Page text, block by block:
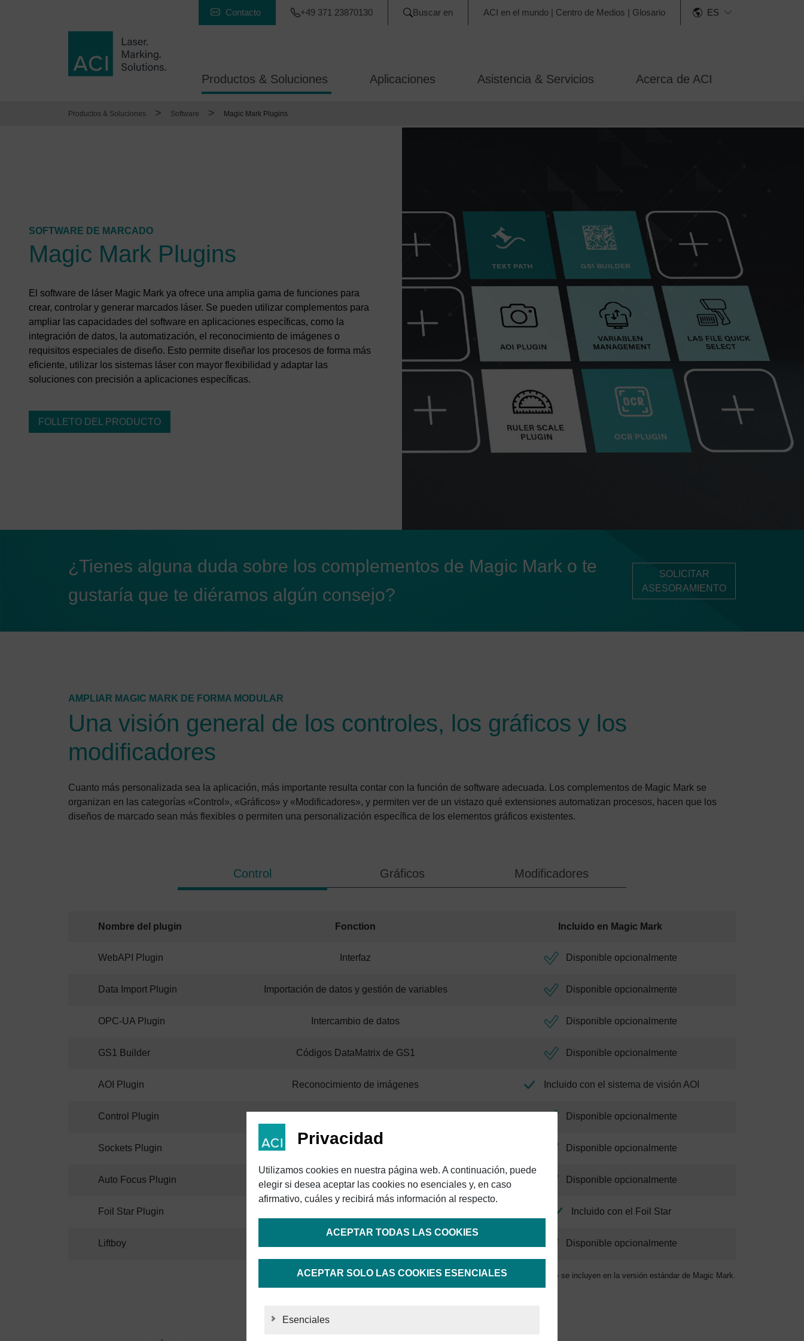
Contacto +49 371 23870130 Buscar en ACI en el mundo | Centro de Medios | Glosario ES
Productos & Soluciones Aplicaciones Asistencia & Servicios Acerca de ACI
Productos & Soluciones > Software > Magic Mark Plugins
SOFTWARE DE MARCADO
Magic Mark Plugins
El software de láser Magic Mark ya ofrece una amplia gama de funciones para
crear, controlar y generar marcados láser. Se pueden utilizar complementos para
ampliar las capacidades del software en aplicaciones específicas, como la
integración de datos, la automatización, el reconocimiento de imágenes o
requisitos especiales de diseño. Esto permite diseñar los procesos de forma más
eficiente, utilizar los sistemas láser con mayor flexibilidad y adaptar las
soluciones con precisión a aplicaciones específicas.
FOLLETO DEL PRODUCTO
¿Tienes alguna duda sobre los complementos de Magic Mark o te
gustaría que te diéramos algún consejo?
SOLICITAR
ASESORAMIENTO
AMPLIAR MAGIC MARK DE FORMA MODULAR
Una visión general de los controles, los gráficos y los
modificadores
Cuanto más personalizada sea la aplicación, más importante resulta contar con la función de software adecuada. Los complementos de Magic Mark se
organizan en las categorías «Control», «Gráficos» y «Modificadores», y permiten ver de un vistazo qué extensiones automatizan procesos, hacen que los
diseños de marcado sean más flexibles o permiten una personalización específica de los elementos gráficos existentes.
Control Gráficos Modificadores
Nombre del plugin Fonction Incluido en Magic Mark
WebAPI Plugin Interfaz Disponible opcionalmente
Data Import Plugin Importación de datos y gestión de variables Disponible opcionalmente
OPC-UA Plugin Intercambio de datos Disponible opcionalmente
GS1 Builder Códigos DataMatrix de GS1 Disponible opcionalmente
AOI Plugin Reconocimiento de imágenes Incluido con el sistema de visión AOI
Control Plugin Disponible opcionalmente
Sockets Plugin Disponible opcionalmente
Auto Focus Plugin Enfoque automático Disponible opcionalmente
Foil Star Plugin Incluido con el Foil Star
Liftboy Disponible opcionalmente
* Los rellenos de la herramienta «Contorno» se incluyen en la versión estándar de Magic Mark.
Privacidad
Utilizamos cookies en nuestra página web. A continuación, puede
elegir si desea aceptar las cookies no esenciales y, en caso
afirmativo, cuáles y recibirá más información al respecto.
ACEPTAR TODAS LAS COOKIES
ACEPTAR SOLO LAS COOKIES ESENCIALES
Esenciales